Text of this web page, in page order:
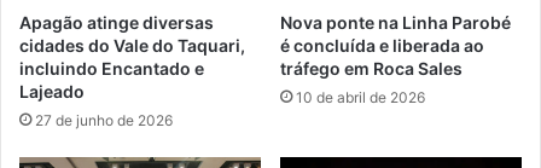
Apagão atinge diversas
cidades do Vale do Taquari,
incluindo Encantado e
Lajeado
27 de junho de 2026
Nova ponte na Linha Parobé
é concluída e liberada ao
tráfego em Roca Sales
10 de abril de 2026